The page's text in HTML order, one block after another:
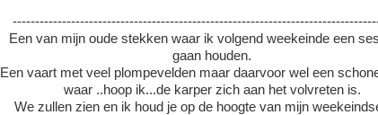
Een van mijn oude stekken waar ik volgend weekeinde een
gaan houden.
Een vaart met veel plompevelden maar daarvoor wel een
waar ..hoop ik...de karper zich aan het volvreten is.
We zullen zien en ik houd je op de hoogte van mijn